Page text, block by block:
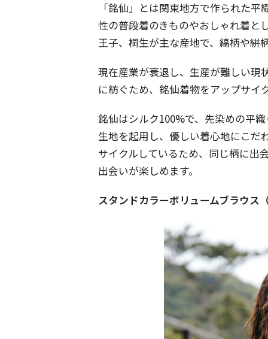
「銘仙」とは関東地方で作られた
性の普段着のきものやおしゃれ着と
王子、桐生が主な産地で、縞柄や絣
現在産業が衰退し、生産が難しい現
に紡ぐため、銘仙着物をアップサイ
銘仙はシルク100%で、先染めの平
生地を起用し、優しい着心地にこだ
サイクルしているため、同じ柄に出
出会いが楽しめます。
スタンドカラーボリュームブラウ